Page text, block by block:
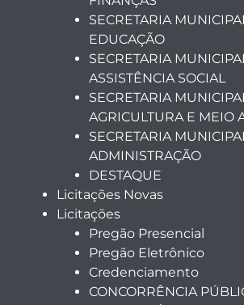
SECRETARIA
EDUCAÇÃO
SECRETARIA
ASSISTÊNCIA SOCIAL
SECRETARIA
AGRICULTURA E MEIO
SECRETARIA
ADMINISTRAÇÃO
DESTAQUE
Licitações Novas
Licitações
Pregão Presencial
Pregão Eletrônico
Credenciamento
CONCORRÊNCIA